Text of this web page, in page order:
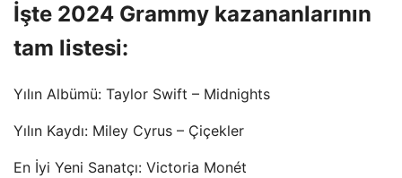
İşte 2024 Grammy kazananlarının
tam listesi:
Yılın Albümü: Taylor Swift – Midnights
Yılın Kaydı: Miley Cyrus – Çiçekler
En İyi Yeni Sanatçı: Victoria Monét